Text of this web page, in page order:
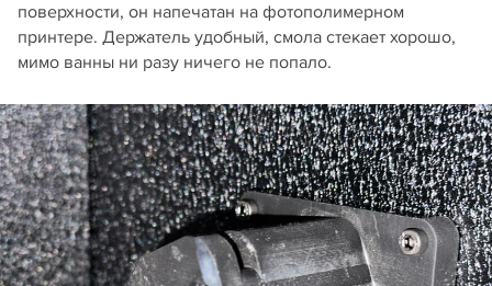
поверхности, он напечатан на фотополимерном
принтере. Держатель удобный, смола стекает хорошо,
мимо ванны ни разу ничего не попало.